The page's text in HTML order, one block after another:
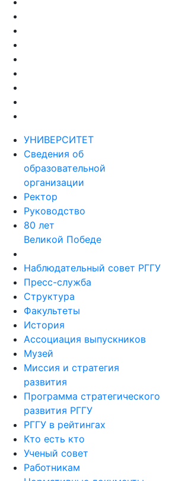
УНИВЕРСИТЕТ
Сведения об
образовательной
организации
Ректор
Руководство
80 лет
Великой Победе
Наблюдательный совет РГГУ
Пресс-служба
Структура
Факультеты
История
Ассоциация выпускников
Музей
Миссия и стратегия
развития
Программа стратегического
развития РГГУ
РГГУ в рейтингах
Кто есть кто
Ученый совет
Работникам